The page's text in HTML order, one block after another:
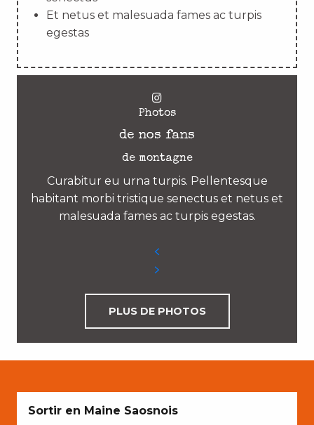
Et netus et malesuada fames ac turpis
egestas
Photos
de nos fans
de montagne
Curabitur eu urna turpis. Pellentesque
habitant morbi tristique senectus et netus et
malesuada fames ac turpis egestas.
PLUS DE PHOTOS
Sortir en Maine Saosnois